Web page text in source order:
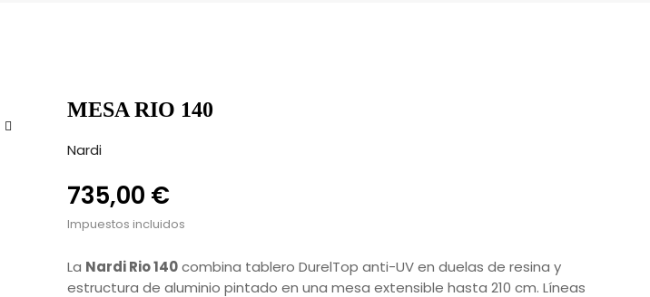
MESA RIO 140
Nardi
735,00 €
Impuestos incluidos
La Nardi Rio 140combina tablero DurelTop anti-UV en duelas de resina y
estructura de aluminio pintado en una mesa extensible hasta 210 cm. Líneas